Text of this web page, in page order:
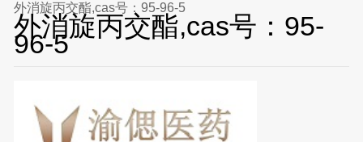
外消旋丙交酯,cas号：95-96-5
外消旋丙交酯,cas号：95-
96-5